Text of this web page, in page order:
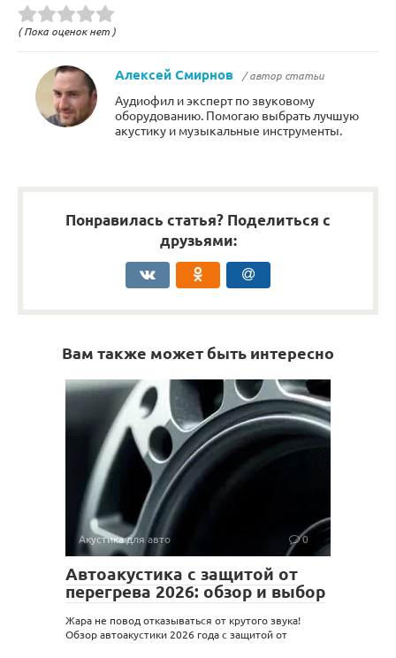
( Пока оценок нет )
Алексей Смирнов / автор статьи
Аудиофил и эксперт по звуковому
оборудованию. Помогаю выбрать лучшую
акустику и музыкальные инструменты.
Понравилась статья? Поделиться с
друзьями:
Вам также может быть интересно
Акустика для авто 0
Автоакустика с защитой от
перегрева 2026: обзор и выбор
Жара не повод отказываться от крутого звука!
Обзор автоакустики 2026 года с защитой от